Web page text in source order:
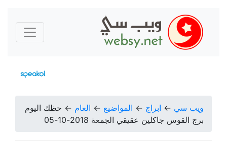
ويب سي ← ابراج ← المواضيع ← العام ← حظك اليوم
برج القوس جاكلين عقيقي الجمعة 2018-10-05